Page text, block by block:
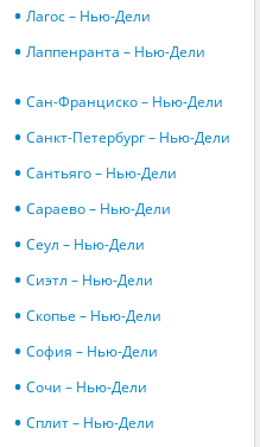
Лагос – Нью-Дели
Лаппенранта – Нью-Дели
Сан-Франциско – Нью-Дели
Санкт-Петербург – Нью-Дели
Сантьяго – Нью-Дели
Сараево – Нью-Дели
Сеул – Нью-Дели
Сиэтл – Нью-Дели
Скопье – Нью-Дели
София – Нью-Дели
Сочи – Нью-Дели
Сплит – Нью-Дели